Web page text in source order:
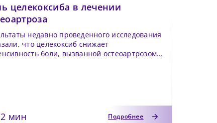
целекоксиба в лечении
недавно проведенного исследования
что целекоксиб снижает
боли, вызванной остеоартрозом,
2 мин Подробнее